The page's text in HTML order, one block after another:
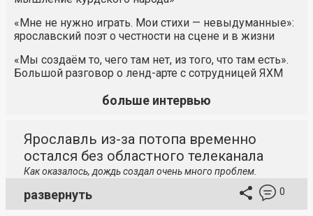
«Мне не нужно играть. Мои стихи — невыдуманные»:
ярославский поэт о честности на сцене и в жизни
«Мы создаём то, чего там нет, из того, что там есть».
Большой разговор о ленд-арте с сотрудницей ЯХМ
больше интервью
Ярославль из-за потопа временно
остался без областного телеканала
Как оказалось, дождь создал очень много проблем.
развернуть 0